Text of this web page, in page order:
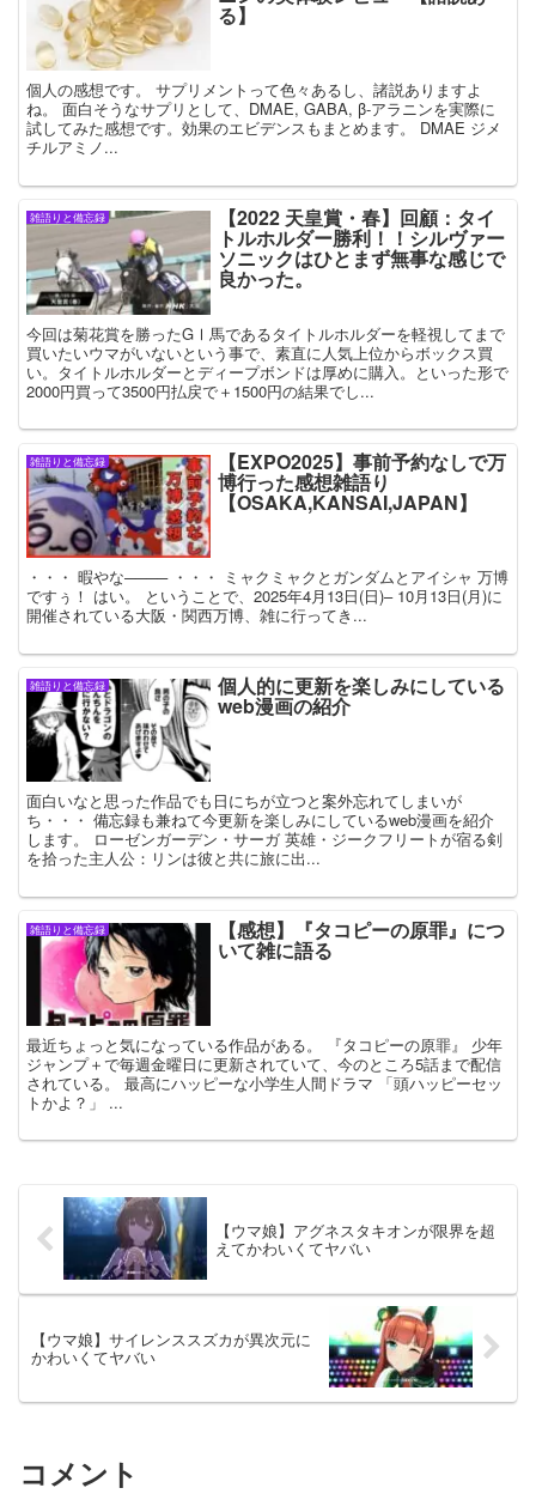
る】
個人の感想です。 サプリメントって色々あるし、諸説ありますよ
ね。 面白そうなサプリとして、DMAE, GABA, β-アラニンを実際に
試してみた感想です。効果のエビデンスもまとめます。 DMAE ジメ
チルアミノ...
雑語りと備忘録 【2022 天皇賞・春】回顧：タイ
トルホルダー勝利！！シルヴァー
ソニックはひとまず無事な感じで
良かった。
今回は菊花賞を勝ったGⅠ馬であるタイトルホルダーを軽視してまで
買いたいウマがいないという事で、素直に人気上位からボックス買
い。タイトルホルダーとディープボンドは厚めに購入。といった形で
2000円買って3500円払戻で＋1500円の結果でし...
雑語りと備忘録 【EXPO2025】事前予約なしで万
博行った感想雑語り
【OSAKA,KANSAI,JAPAN】
・・・ 暇やな──── ・・・ ミャクミャクとガンダムとアイシャ 万博
ですぅ！ はい。 ということで、2025年4月13日(日)– 10月13日(月)に
開催されている大阪・関西万博、雑に行ってき...
雑語りと備忘録 個人的に更新を楽しみにしている
web漫画の紹介
面白いなと思った作品でも日にちが立つと案外忘れてしまいが
ち・・・ 備忘録も兼ねて今更新を楽しみにしているweb漫画を紹介
します。 ローゼンガーデン・サーガ 英雄・ジークフリートが宿る剣
を拾った主人公：リンは彼と共に旅に出...
雑語りと備忘録 【感想】『タコピーの原罪』につ
いて雑に語る
最近ちょっと気になっている作品がある。 『タコピーの原罪』 少年
ジャンプ＋で毎週金曜日に更新されていて、今のところ5話まで配信
されている。 最高にハッピーな小学生人間ドラマ 「頭ハッピーセッ
トかよ？」 ...
【ウマ娘】アグネスタキオンが限界を超
えてかわいくてヤバい
【ウマ娘】サイレンススズカが異次元に
かわいくてヤバい
コメント